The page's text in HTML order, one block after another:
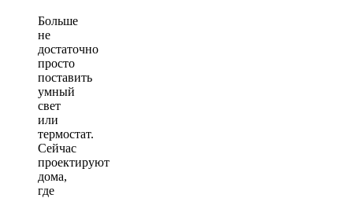
Больше
не
достаточно
просто
поставить
умный
свет
или
термостат.
Сейчас
проектируют
дома,
где